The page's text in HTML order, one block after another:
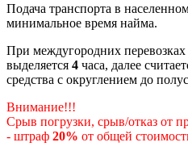
Подача транспорта в
минимальное время найма.
При междугородних
выделяется 4 часа, далее
средства с округлением до
Внимание!!!
Срыв погрузки, срыв/отказ от
- штраф 20% от общей